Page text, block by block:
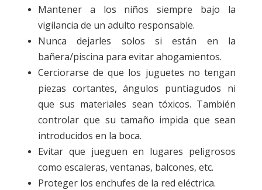
Mantener a los niños siempre bajo la
vigilancia de un adulto responsable.
Nunca dejarles solos si están en la
bañera/piscina para evitar ahogamientos.
Cerciorarse de que los juguetes no tengan
piezas cortantes, ángulos puntiagudos ni
que sus materiales sean tóxicos. También
controlar que su tamaño impida que sean
introducidos en la boca.
Evitar que jueguen en lugares peligrosos
como escaleras, ventanas, balcones, etc.
Proteger los enchufes de la red eléctrica.